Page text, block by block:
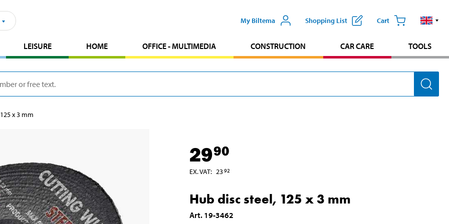
My Biltema Shopping List Cart
LEISURE HOME OFFICE - MULTIMEDIA CONSTRUCTION CAR CARE TOOLS
x 3 mm
2990
EX. VAT: 2392
Hub disc steel, 125 x 3 mm
Art. 19-3462